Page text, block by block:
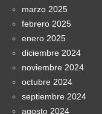
marzo 2025
febrero 2025
enero 2025
diciembre 2024
noviembre 2024
octubre 2024
septiembre 2024
agosto 2024